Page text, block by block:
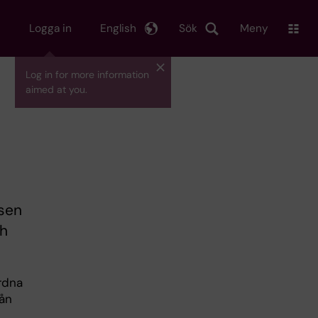
Logga in
Log in for more information
aimed at you.
Sök
English Meny